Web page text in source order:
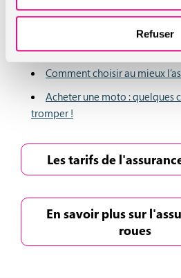
Refuser
A lire
Quelle moto puis-je
Comment choisir au mieux
Acheter une moto : quelques
tromper !
Les tarifs de
En savoir plus sur
roues